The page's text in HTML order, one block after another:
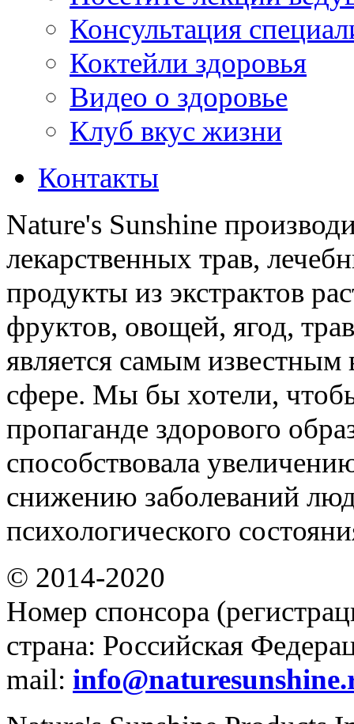
Консультация
Коктейли здоровья
Видео о здоровье
Клуб вкус жизни
Контакты
Nature's Sunshine
лекарственных трав,
продукты из экстрактов
фруктов, овощей, ягод,
является самым
сфере. Мы бы хотели,
пропаганде здорового
способствовала
снижению заболеваний
психологического
© 2014-2020
Номер спонсора
страна: Российская
mail: